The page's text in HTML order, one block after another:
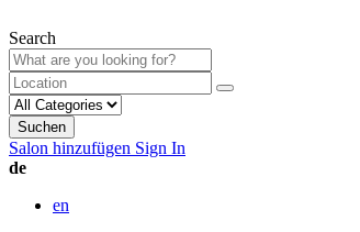
Search
Suchen
Salon hinzufügen Sign In
de
en